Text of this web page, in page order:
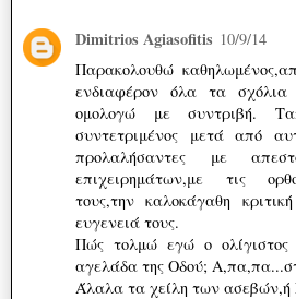
Dimitrios Agiasofitis 10/9/14
Παρακολουθώ
ενδιαφέρον όλα τα
ομολογώ με συντριβή.
συντετριμένος μετά από
προλαλήσαντες με
επιχειρημάτων,με τις
τους,την καλοκάγαθη
ευγενειά τους.
Πώς τολμώ εγώ ο
αγελάδα της Οδού;
Άλαλα τα χείλη των ασεβών,ή